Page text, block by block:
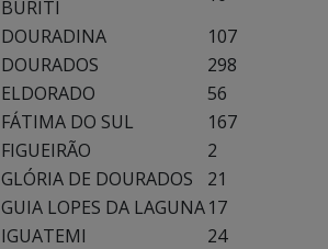
BURITI
DOURADINA
107
DOURADOS
298
ELDORADO
56
FÁTIMA DO SUL
167
FIGUEIRÃO
2
GLÓRIA DE DOURADOS
21
GUIA LOPES DA LAGUNA17
IGUATEMI
24